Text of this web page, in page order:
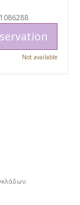
Not available